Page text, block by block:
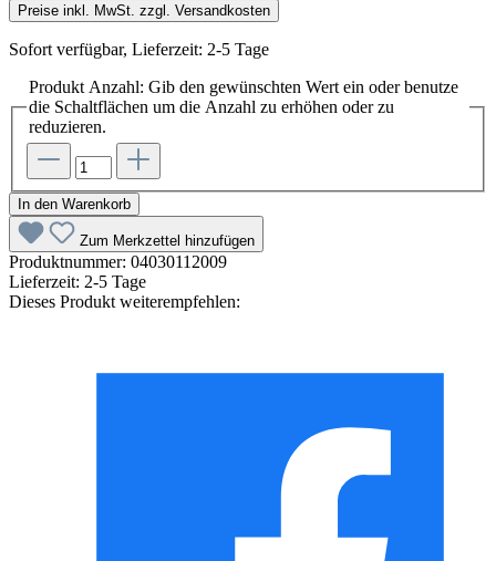
Preise inkl. MwSt. zzgl. Versandkosten
Sofort verfügbar, Lieferzeit: 2-5 Tage
Produkt Anzahl: Gib den gewünschten Wert ein oder benutze
die Schaltflächen um die Anzahl zu erhöhen oder zu
reduzieren.
In den Warenkorb
Zum Merkzettel hinzufügen
Produktnummer: 04030112009
Lieferzeit: 2-5 Tage
Dieses Produkt weiterempfehlen: